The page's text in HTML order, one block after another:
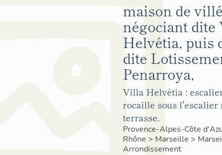
maison de
négociant
Helvétia, puis
dite
Penarroya,
Villa Helvétia :
rocaille sous l'escalier
terrasse.
Provence-Alpes-Côte
Rhône > Marseille >
Arrondissement